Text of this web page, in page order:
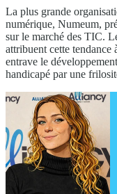
La plus grande
numérique, Numeum,
sur le marché des TIC.
attribuent cette
entrave le
handicapé par une